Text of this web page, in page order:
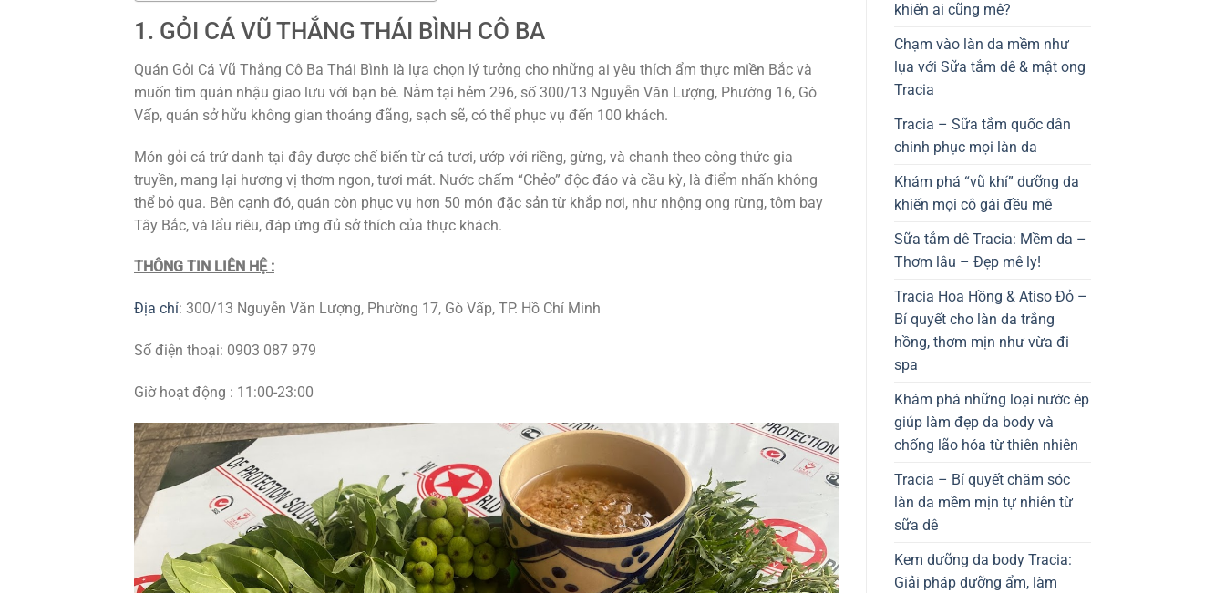
1. GỎI CÁ VŨ THẮNG THÁI BÌNH CÔ BA
Quán Gỏi Cá Vũ Thắng Cô Ba Thái Bình là lựa chọn lý tưởng cho những ai yêu thích ẩm thực miền Bắc và
muốn tìm quán nhậu giao lưu với bạn bè. Nằm tại hẻm 296, số 300/13 Nguyễn Văn Lượng, Phường 16, Gò
Vấp, quán sở hữu không gian thoáng đãng, sạch sẽ, có thể phục vụ đến 100 khách.
Món gỏi cá trứ danh tại đây được chế biến từ cá tươi, ướp với riềng, gừng, và chanh theo công thức gia
truyền, mang lại hương vị thơm ngon, tươi mát. Nước chấm “Chẻo” độc đáo và cầu kỳ, là điểm nhấn không
thể bỏ qua. Bên cạnh đó, quán còn phục vụ hơn 50 món đặc sản từ khắp nơi, như nhộng ong rừng, tôm bay
Tây Bắc, và lẩu riêu, đáp ứng đủ sở thích của thực khách.
THÔNG TIN LIÊN HỆ :
Địa chỉ: 300/13 Nguyễn Văn Lượng, Phường 17, Gò Vấp, TP. Hồ Chí Minh
Số điện thoại: 0903 087 979
Giờ hoạt động : 11:00-23:00
khiến ai cũng mê?
Chạm vào làn da mềm như
lụa với Sữa tắm dê & mật ong
Tracia
Tracia – Sữa tắm quốc dân
chinh phục mọi làn da
Khám phá “vũ khí” dưỡng da
khiến mọi cô gái đều mê
Sữa tắm dê Tracia: Mềm da –
Thơm lâu – Đẹp mê ly!
Tracia Hoa Hồng & Atiso Đỏ –
Bí quyết cho làn da trắng
hồng, thơm mịn như vừa đi
spa
Khám phá những loại nước ép
giúp làm đẹp da body và
chống lão hóa từ thiên nhiên
Tracia – Bí quyết chăm sóc
làn da mềm mịn tự nhiên từ
sữa dê
Kem dưỡng da body Tracia:
Giải pháp dưỡng ẩm, làm